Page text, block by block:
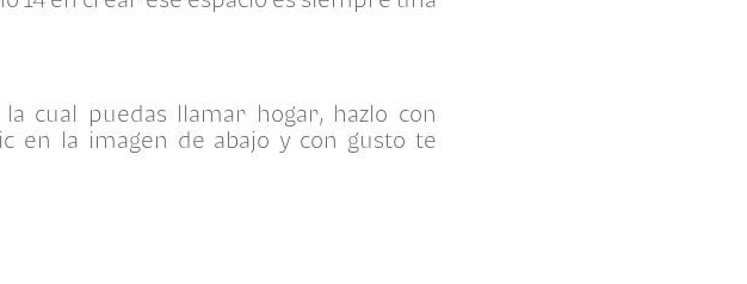
cual puedas llamar hogar, hazlo con
en la imagen de abajo y con gusto te